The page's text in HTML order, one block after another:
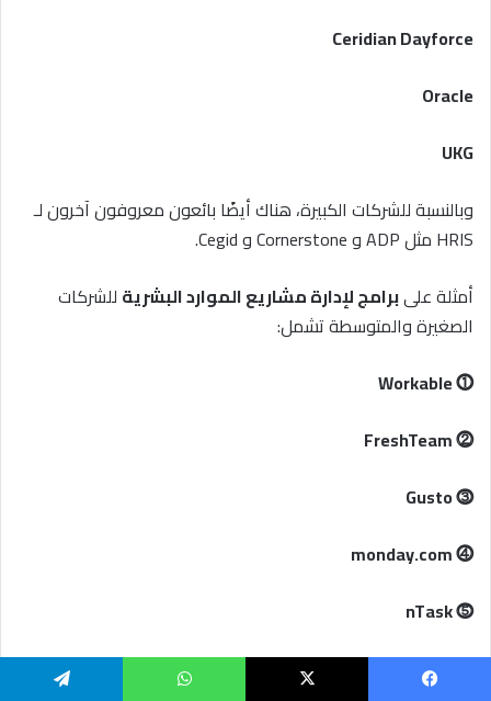
Ceridian Dayforce
Oracle
UKG
وبالنسبة للشركات الكبيرة، هناك أيضًا بائعون معروفون آخرون لـ
HRIS مثل ADP و Cornerstone و Cegid.
أمثلة علىبرامج لإدارة مشاريع الموارد البشرية للشركات
الصغيرة والمتوسطة تشمل:
⓵ Workable
⓶ FreshTeam
⓷ Gusto
⓸ monday.com
⓹ nTask
⓺ Rippling HR